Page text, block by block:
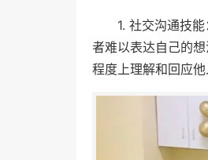
1. 社交沟通技
者难以表达自己的
程度上理解和回应他